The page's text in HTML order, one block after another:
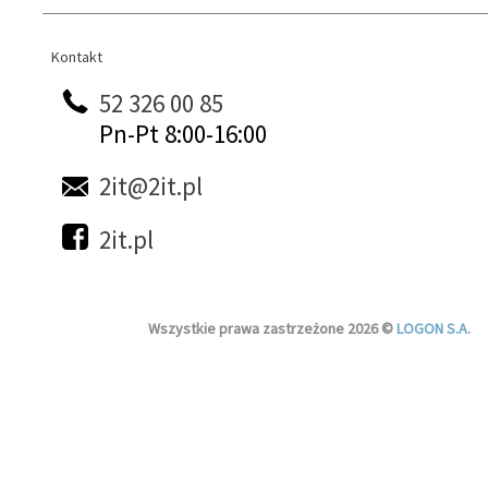
Kontakt
Kontakt
52 326 00 85
Pn-Pt 8:00-16:00
2it@2it.pl
2it.pl
Wszystkie prawa zastrzeżone 2026 ©LOGON S.A.